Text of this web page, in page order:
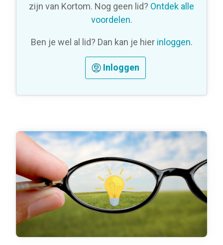
zijn van Kortom. Nog geen lid? Ontdek alle
voordelen.
Ben je wel al lid? Dan kan je hier inloggen.
Inloggen